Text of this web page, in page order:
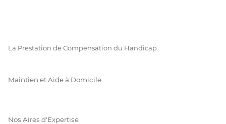
La Prestation de Compensation du Handicap
Maintien et Aide à Domicile
Nos Aires d'Expertise